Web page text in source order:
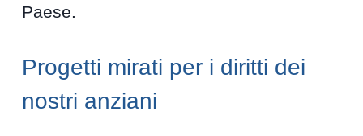
Paese.
Progetti mirati per i diritti dei
nostri anziani